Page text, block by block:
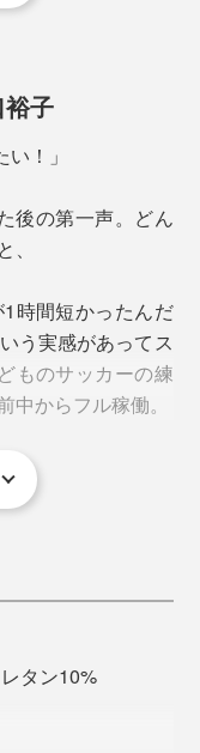
て乾きやすいのも
ット素材の速乾性
料とシャーレの質量を測定
試料を乗せ、質量を測定
定時間ごとの質量を測定
ドドライ＋」も伸
せん。
。
一般医療機器「家
ら＞
。
事・勉強など、頭
裕子
！」
後の第一声。どん
1時間短かったんだ
う実感があってス
ものサッカーの練
からフル稼働。
か動き出せないん
着るモノって大
タン10%